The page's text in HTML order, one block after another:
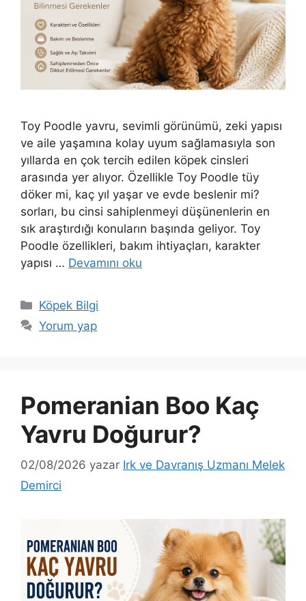
Toy Poodle yavru, sevimli görünümü, zeki yapısı
ve aile yaşamına kolay uyum sağlamasıyla son
yıllarda en çok tercih edilen köpek cinsleri
arasında yer alıyor. Özellikle Toy Poodle tüy
döker mi, kaç yıl yaşar ve evde beslenir mi?
sorları, bu cinsi sahiplenmeyi düşünenlerin en
sık araştırdığı konuların başında geliyor. Toy
Poodle özellikleri, bakım ihtiyaçları, karakter
yapısı … Devamını oku
Kategoriler
Köpek Bilgi
Yorum yap
Pomeranian Boo Kaç
Yavru Doğurur?
02/08/2026 yazar Irk ve Davranış Uzmanı Melek
Demirci